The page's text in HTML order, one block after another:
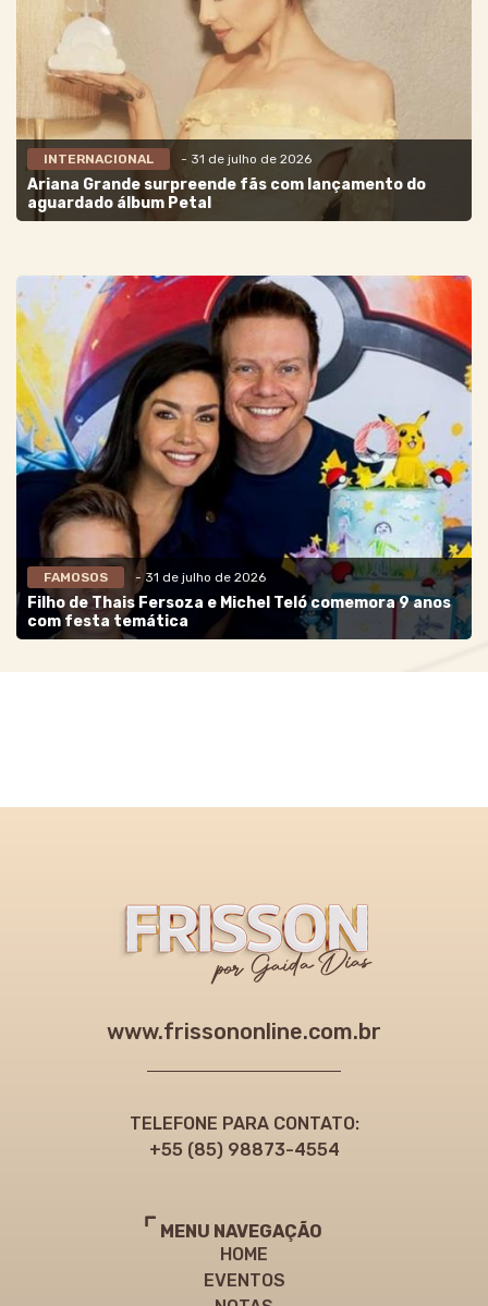
INTERNACIONAL - 31 de julho de 2026
Ariana Grande surpreende fãs com lançamento do
aguardado álbum Petal
FAMOSOS - 31 de julho de 2026
Filho de Thais Fersoza e Michel Teló comemora 9 anos
com festa temática
www.frissononline.com.br
TELEFONE PARA CONTATO:
+55 (85) 98873-4554
MENU NAVEGAÇÃO
HOME
EVENTOS